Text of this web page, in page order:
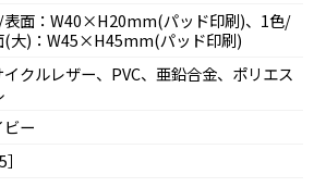
表面：W40×H20mm(パッド印刷)、1色/
(大)：W45×H45mm(パッド印刷)
イクルレザー、PVC、亜鉛合金、ポリエス
ビー